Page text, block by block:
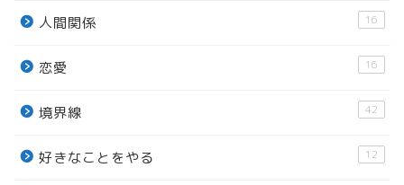
人間関係 16
恋愛 16
境界線 42
好きなことをやる 12